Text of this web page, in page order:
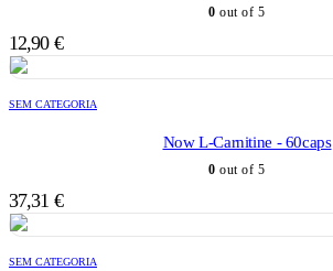
0 out of 5
12,90 €
SEM CATEGORIA
Now L-Carnitine - 60caps
0 out of 5
37,31 €
SEM CATEGORIA